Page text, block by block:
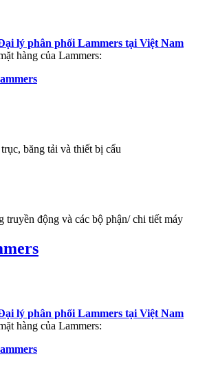
lý phân phối Lammers tại Việt Nam
hàng của Lammers:
băng tải và thiết bị cẩu
truyền động và các bộ phận/ chi tiết máy
lý phân phối Lammers tại Việt Nam
hàng của Lammers: